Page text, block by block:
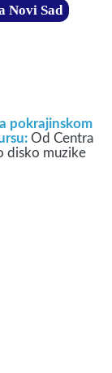
Novi Sad
pokrajinskom
Od Centra
disko muzike